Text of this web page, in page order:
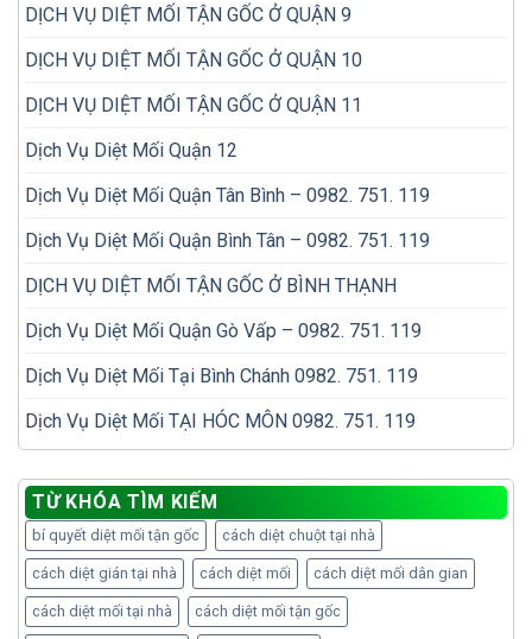
DỊCH VỤ DIỆT MỐI TẬN GỐC Ở QUẬN 9
DỊCH VỤ DIỆT MỐI TẬN GỐC Ở QUẬN 10
DỊCH VỤ DIỆT MỐI TẬN GỐC Ở QUẬN 11
Dịch Vụ Diệt Mối Quận 12
Dịch Vụ Diệt Mối Quận Tân Bình – 0982. 751. 119
Dịch Vụ Diệt Mối Quận Bình Tân – 0982. 751. 119
DỊCH VỤ DIỆT MỐI TẬN GỐC Ở BÌNH THẠNH
Dịch Vụ Diệt Mối Quận Gò Vấp – 0982. 751. 119
Dịch Vụ Diệt Mối Tại Bình Chánh 0982. 751. 119
Dịch Vụ Diệt Mối TẠI HÓC MÔN 0982. 751. 119
TỪ KHÓA TÌM KIẾM
bí quyết diệt mối tận gốc cách diệt chuột tại nhà
cách diệt gián tại nhà cách diệt mối cách diệt mối dân gian
cách diệt mối tại nhà cách diệt mối tận gốc